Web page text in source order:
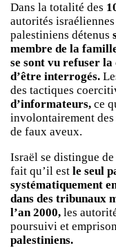
Dans la totalité des
autorités
palestiniens détenus
membre de la
se sont vu refuser
d’être interrogés.
des tactiques
d’informateurs, ce
involontairement
de faux aveux.
Israël se distingue
fait qu’il est le seul
systématiquement
dans des tribunaux
l’an 2000, les
poursuivi et
palestiniens.